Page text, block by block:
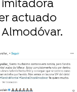
imitadora
actuado